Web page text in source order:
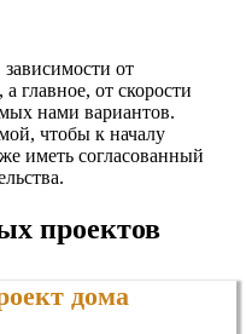
от
главное, от скорости
нами вариантов.
чтобы к началу
иметь согласованный
проектов
дома